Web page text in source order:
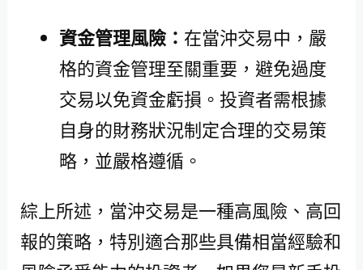
資金管理風險： 在當沖交易中，嚴
格的資金管理至關重要，避免過度
交易以免資金虧損。投資者需根據
自身的財務狀況制定合理的交易策
略，並嚴格遵循。
綜上所述，當沖交易是一種高風險、高回
報的策略，特別適合那些具備相當經驗和